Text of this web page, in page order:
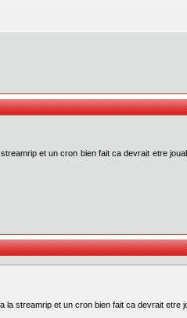
et un cron bien fait ca devrait etre
streamrip et un cron bien fait ca devrait etre